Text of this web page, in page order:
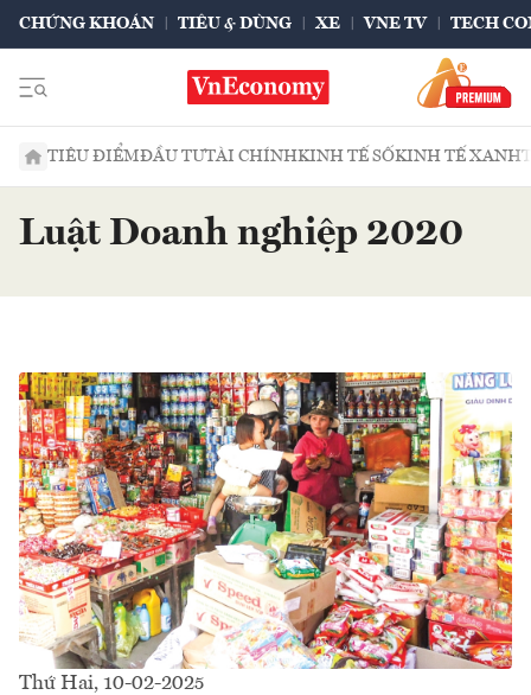
CHỨNG KHOÁN TIÊU & DÙNG XE VNE TV TECH
TIÊU ĐIỂMĐẦU TƯTÀI CHÍNHKINH TẾ SỐKINH TẾ XANH
Luật Doanh nghiệp 2020
Thứ Hai, 10-02-2025